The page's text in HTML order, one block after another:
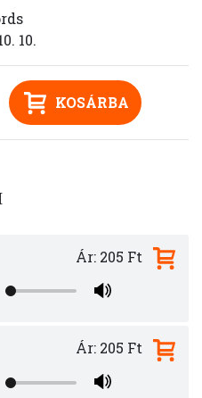
10.
KOSÁRBA
Ár: 205 Ft
Ár: 205 Ft